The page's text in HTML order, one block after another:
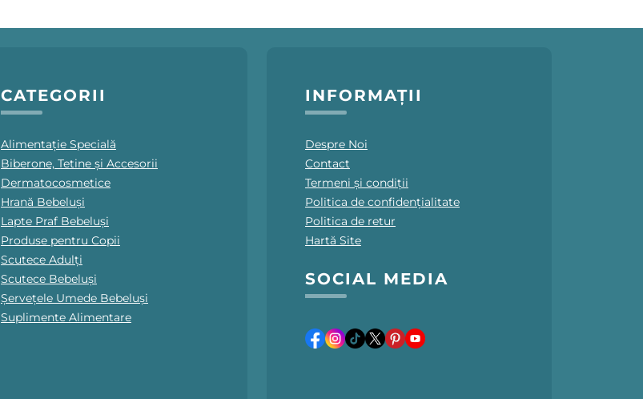
CATEGORII
Alimentație Specială
Biberone, Tetine și Accesorii
Dermatocosmetice
Hrană Bebeluși
Lapte Praf Bebeluși
Produse pentru Copii
Scutece Adulți
Scutece Bebeluși
Șervețele Umede Bebeluși
Suplimente Alimentare
INFORMAȚII
Despre Noi
Contact
Termeni și condiții
Politica de confidențialitate
Politica de retur
Hartă Site
SOCIAL MEDIA